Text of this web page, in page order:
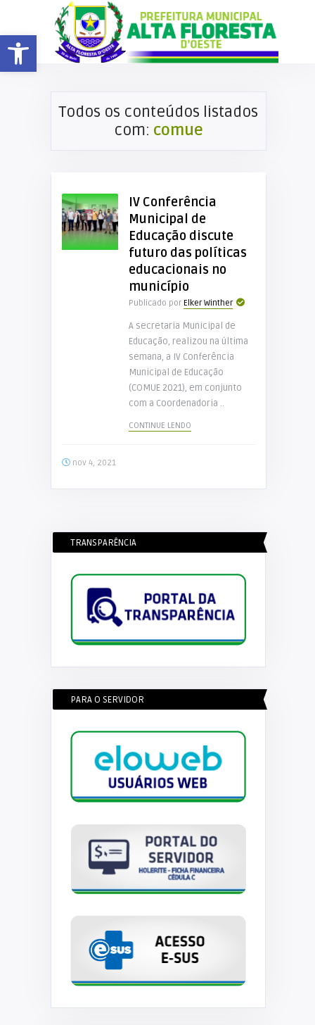
Barra de Ferramentas Aberta
Todos os conteúdos listados
com: comue
IV Conferência
Municipal de
Educação discute
futuro das políticas
educacionais no
município
Publicado por Elker Winther
A secretaria Municipal de
Educação, realizou na última
semana, a IV Conferência
Municipal de Educação
(COMUE 2021), em conjunto
com a Coordenadoria ..
CONTINUE LENDO
nov 4, 2021
TRANSPARÊNCIA
PARA O SERVIDOR